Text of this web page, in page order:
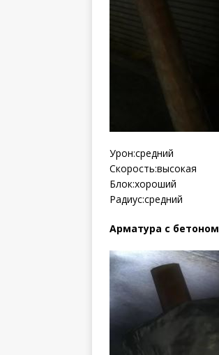
Урон:средний
Скорость:высокая
Блок:хороший
Радиус:средний
Арматура с бетоном